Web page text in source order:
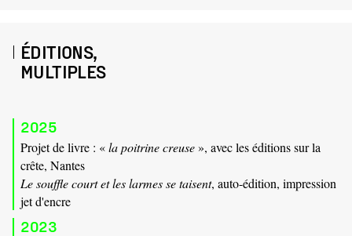
ÉDITIONS,
MULTIPLES
2025
Projet de livre : «la poitrine creuse», avec les éditions sur la
crête, Nantes
Le souffle court et les larmes se taisent, auto-édition, impression
jet d'encre
2023